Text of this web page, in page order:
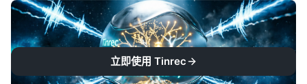
立即使用 Tinrec